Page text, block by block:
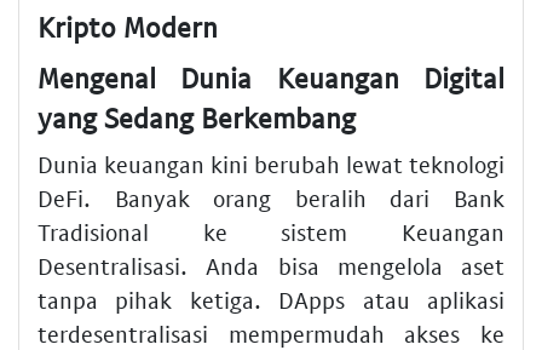
Kripto Modern
Mengenal Dunia Keuangan Digital
yang Sedang Berkembang
Dunia keuangan kini berubah lewat teknologi
DeFi. Banyak orang beralih dari Bank
Tradisional ke sistem Keuangan
Desentralisasi. Anda bisa mengelola aset
tanpa pihak ketiga. DApps atau aplikasi
terdesentralisasi mempermudah akses ke